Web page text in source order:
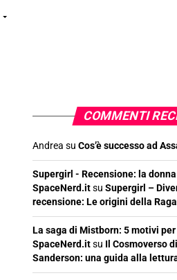
COMMENTI
Andrea su Cos’è successo ad
Supergirl - Recensione: la
SpaceNerd.itsu Supergirl –
recensione: Le origini della
La saga di Mistborn: 5 motivi
SpaceNerd.itsu Il Cosmoverso
Sanderson: una guida alla